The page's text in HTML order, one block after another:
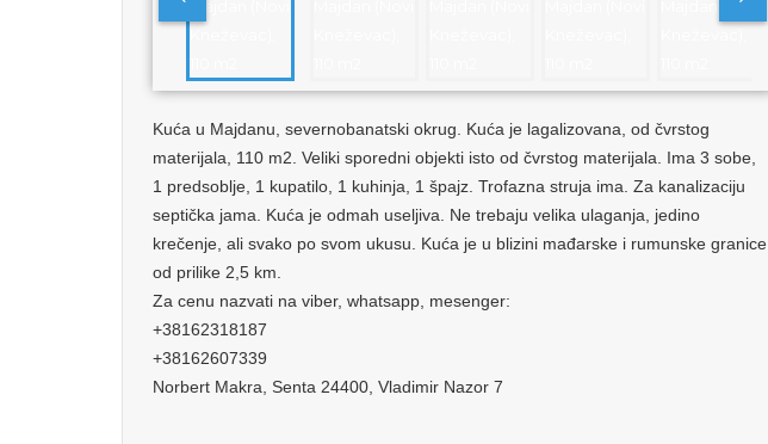
Kuća u Majdanu, severnobanatski okrug. Kuća je lagalizovana, od čvrstog
materijala, 110 m2. Veliki sporedni objekti isto od čvrstog materijala. Ima 3 sobe,
1 predsoblje, 1 kupatilo, 1 kuhinja, 1 špajz. Trofazna struja ima. Za kanalizaciju
septička jama. Kuća je odmah useljiva. Ne trebaju velika ulaganja, jedino
krečenje, ali svako po svom ukusu. Kuća je u blizini mađarske i rumunske granice
od prilike 2,5 km.
Za cenu nazvati na viber, whatsapp, mesenger:
+38162318187
+38162607339
Norbert Makra, Senta 24400, Vladimir Nazor 7